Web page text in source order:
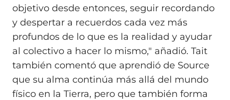
objetivo desde entonces, seguir recordando
y despertar a recuerdos cada vez más
profundos de lo que es la realidad y ayudar
al colectivo a hacer lo mismo," añadió. Tait
también comentó que aprendió de Source
que su alma continúa más allá del mundo
físico en la Tierra, pero que también forma